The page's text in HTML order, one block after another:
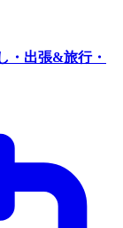
・出張&旅行・